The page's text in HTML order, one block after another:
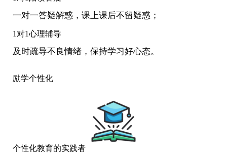
一对一答疑解惑，课上课后不留疑惑；
1对1心理辅导
及时疏导不良情绪，保持学习好心态。
励学个性化
个性化教育的实践者